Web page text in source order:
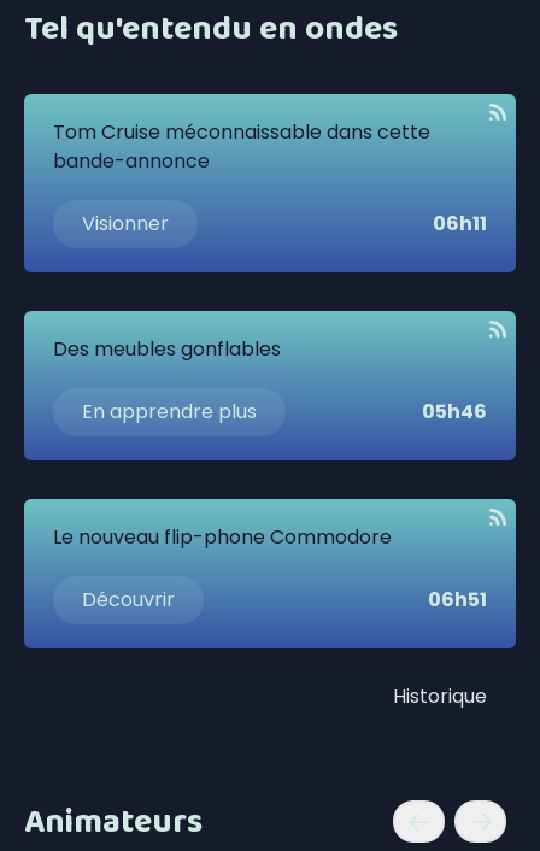
Tel qu'entendu en ondes
Tom Cruise méconnaissable dans cette
bande-annonce
Visionner 06h11
Des meubles gonflables
En apprendre plus 05h46
Le nouveau flip-phone Commodore
Découvrir 06h51
Historique
Animateurs